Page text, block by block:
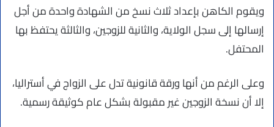
ويقوم الكاهن بإعداد ثلاث نسخ من الشهادة واحدة من أجل
إرسالها إلى سجل الولاية، والثانية للزوجين، والثالثة يحتفظ بها
المحتفل.
وعلى الرغم من أنها ورقة قانونية تدل على الزواج في أستراليا،
إلا أن نسخة الزوجين غير مقبولة بشكل عام كوثيقة رسمية.